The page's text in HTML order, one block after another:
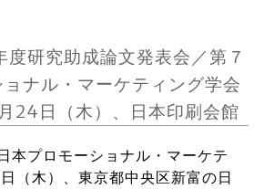
研究助成論文発表会／第７
ナル・マーケティング学会
24日（木）、日本印刷会館
本プロモーショナル・マーケテ
（木）、東京都中央区新富の日